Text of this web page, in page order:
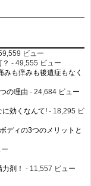
ビュー
- 49,555 ビュー
みも痒みも後遺症もなく
の理由 - 24,684 ビュー
に効くなんて! - 18,295 ビ
ディの3つのメリットと
剤！ - 11,557 ビュー